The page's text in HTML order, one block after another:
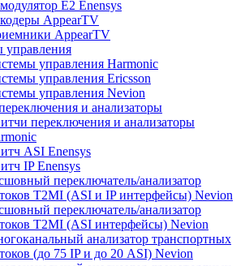
Е2 Enensys
AppearTV
AppearTV
управления
управления Harmonic
управления Ericsson
управления Nevion
и анализаторы
переключения и анализаторы
ASI Enensys
IP Enensys
переключатель/анализатор
T2MI (ASI и IP интерфейсы) Nevion
переключатель/анализатор
T2MI (ASI интерфейсы) Nevion
анализатор транспортных
(до 75 IP и до 20 ASI) Nevion